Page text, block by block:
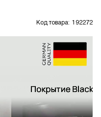
Код товара: 192272